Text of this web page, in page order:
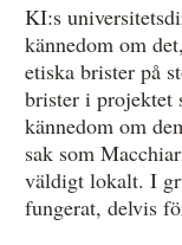
KI:s
kännedom om
etiska brister på
brister i projektet
kännedom om
sak som
väldigt lokalt. I
fungerat, delvis